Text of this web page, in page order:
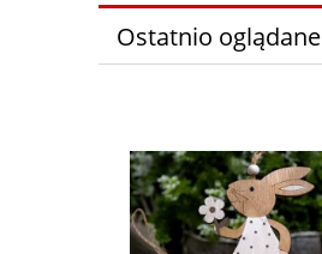
Ostatnio oglądane